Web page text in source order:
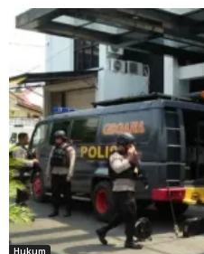
Hukum